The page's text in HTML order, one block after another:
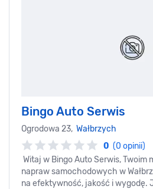
Bingo Auto Serwis
Ogrodowa 23, Wałbrzych
0 (0 opinii)
Witaj w Bingo Auto Serwis, Twoim
napraw samochodowych w
na efektywność, jakość i wygodę.